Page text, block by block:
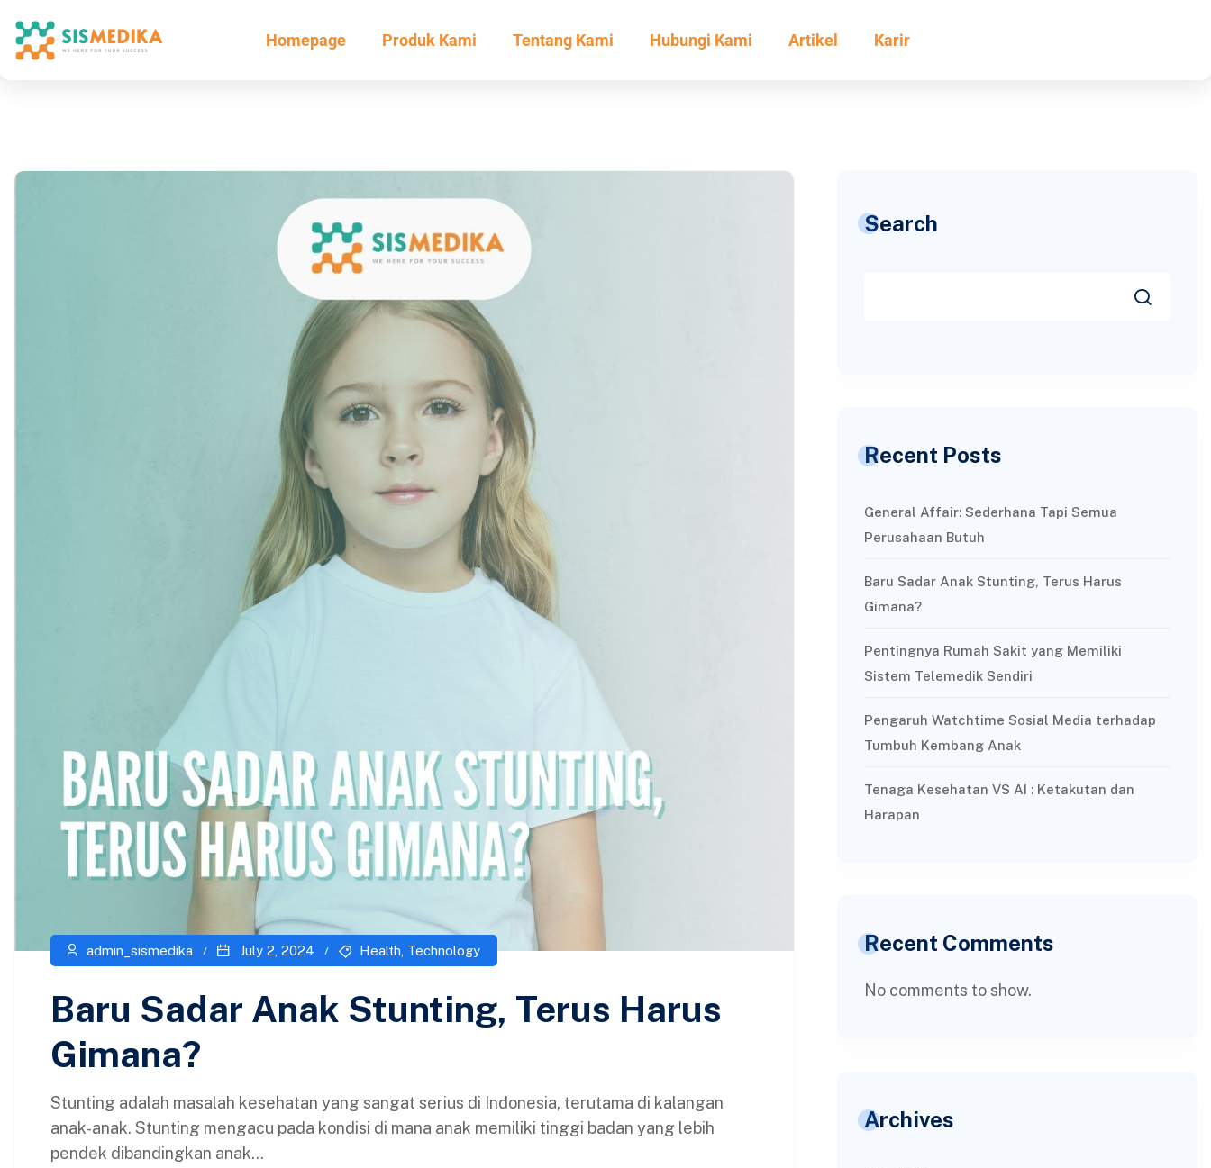
Homepage Produk Kami Tentang Kami Hubungi Kami Artikel Karir
admin_sismedika July 2, 2024 Health Technology
Baru Sadar Anak Stunting, Terus Harus
Gimana?
Stunting adalah masalah kesehatan yang sangat serius di Indonesia, terutama di kalangan
anak-anak. Stunting mengacu pada kondisi di mana anak memiliki tinggi badan yang lebih
pendek dibandingkan anak...
Search
Recent Posts
General Affair: Sederhana Tapi Semua
Perusahaan Butuh
Baru Sadar Anak Stunting, Terus Harus
Gimana?
Pentingnya Rumah Sakit yang Memiliki
Sistem Telemedik Sendiri
Pengaruh Watchtime Sosial Media terhadap
Tumbuh Kembang Anak
Tenaga Kesehatan VS AI : Ketakutan dan
Harapan
Recent Comments
No comments to show.
Archives